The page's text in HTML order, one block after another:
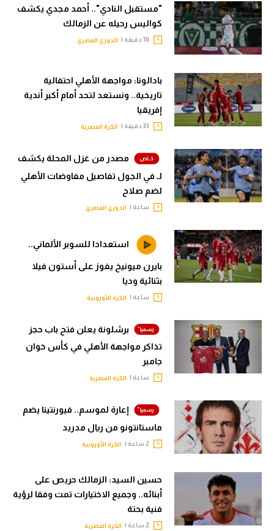
"مستقبل النادي".. أحمد مجدي يكشف
كواليس رحيله عن الزمالك
الدوري المصري
بادالونا: مواجهة الأهلي احتفالية
تاريخية.. ونستعد لتحد أمام أكبر أندية
إفريقيا
الكرة المصرية
مصدر من غزل المحلة يكشف
لـ في الجول تفاصيل مفاوضات الأهلي
لضم صلاح
ساعة | الدوري المصري
استعدادا للسوبر الألماني..
بايرن ميونيخ يفوز على أستون فيلا
بثنائية وديا
ساعة | الكرة الأوروبية
برشلونة يعلن فتح باب حجز
تذاكر مواجهة الأهلي في كأس خوان
جامبر
ساعة | الكرة المصرية
إعارة لموسم.. فيورنتينا يضم
ماستانتونو من ريال مدريد
الكرة الأوروبية
حسين السيد: الزمالك حريص على
أبنائه.. وجميع الاختيارات تمت وفقا لرؤية
فنية بحتة
الكرة المصرية